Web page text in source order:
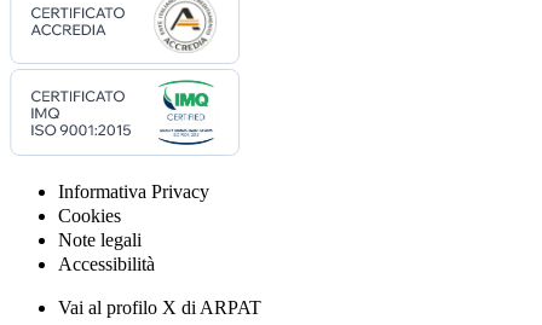
Informativa Privacy
Cookies
Note legali
Accessibilità
Vai al profilo X di ARPAT